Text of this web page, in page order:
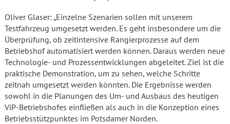
Oliver Glaser: „Einzelne Szenarien sollen mit unserem
Testfahrzeug umgesetzt werden. Es geht insbesondere um die
Überprüfung, ob zeitintensive Rangierprozesse auf dem
Betriebshof automatisiert werden können. Daraus werden neue
Technologie- und Prozessentwicklungen abgeleitet. Ziel ist die
praktische Demonstration, um zu sehen, welche Schritte
zeitnah umgesetzt werden könnten. Die Ergebnisse werden
sowohl in die Planungen des Um- und Ausbaus des heutigen
ViP-Betriebshofes einfließen als auch in die Konzeption eines
Betriebsstützpunktes im Potsdamer Norden.